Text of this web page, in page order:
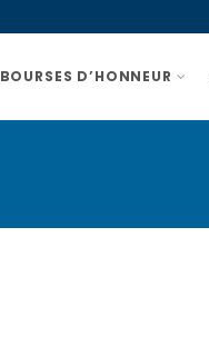
BOURSES D’HONNEUR